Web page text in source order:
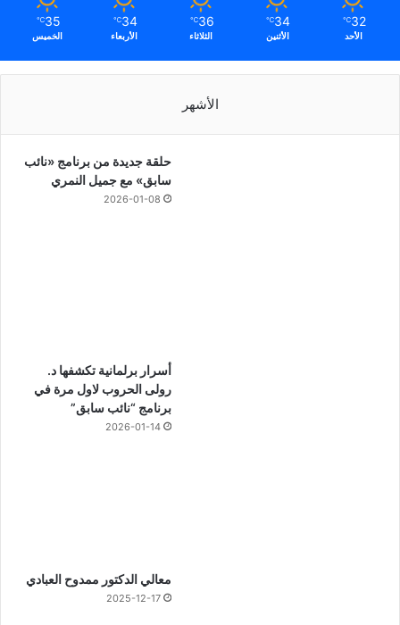
32
℃
الأحد
34
℃
الأثنين
36
℃
الثلاثاء
34
℃
الأربعاء
35
℃
الخميس
الأشهر
حلقة جديدة من برنامج «نائب
سابق» مع جميل النمري
2026-01-08
أسرار برلمانية تكشفها د.
رولى الحروب لاول مرة في
برنامج “نائب سابق”
2026-01-14
معالي الدكتور ممدوح العبادي
2025-12-17